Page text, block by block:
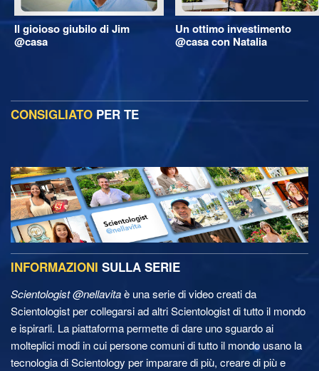
Il gioioso giubilo di Jim
@casa
Un ottimo investimento
@casa con Natalia
CONSIGLIATO PER TE
INFORMAZIONI SULLA SERIE
Scientologist @nellavitaè una serie di video creati da
Scientologist per collegarsi ad altri Scientologist di tutto il mondo
e ispirarli. La piattaforma permette di dare uno sguardo ai
molteplici modi in cui persone comuni di tutto il mondo usano la
tecnologia di Scientology per imparare di più, creare di più e